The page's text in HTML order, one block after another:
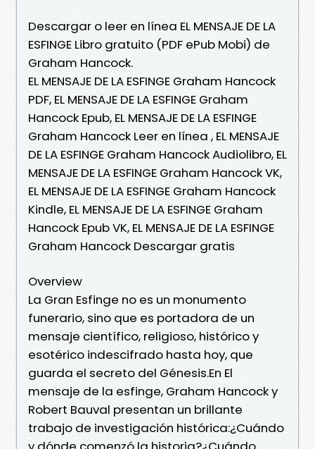
Descargar o leer en línea EL MENSAJE DE LA
ESFINGE Libro gratuito (PDF ePub Mobi) de
Graham Hancock.
EL MENSAJE DE LA ESFINGE Graham Hancock
PDF, EL MENSAJE DE LA ESFINGE Graham
Hancock Epub, EL MENSAJE DE LA ESFINGE
Graham Hancock Leer en línea , EL MENSAJE
DE LA ESFINGE Graham Hancock Audiolibro, EL
MENSAJE DE LA ESFINGE Graham Hancock VK,
EL MENSAJE DE LA ESFINGE Graham Hancock
Kindle, EL MENSAJE DE LA ESFINGE Graham
Hancock Epub VK, EL MENSAJE DE LA ESFINGE
Graham Hancock Descargar gratis
Overview
La Gran Esfinge no es un monumento
funerario, sino que es portadora de un
mensaje científico, religioso, histórico y
esotérico indescifrado hasta hoy, que
guarda el secreto del Génesis.En El
mensaje de la esfinge, Graham Hancock y
Robert Bauval presentan un brillante
trabajo de investigación histórica:¿Cuándo